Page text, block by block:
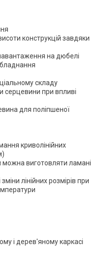
конструкцій завдяки
на дюбелі
складу
серцевини при впливі
для поліпшеної
криволінійних
виготовляти ламані
лінійних розмірів при
і дерев'яному каркасі